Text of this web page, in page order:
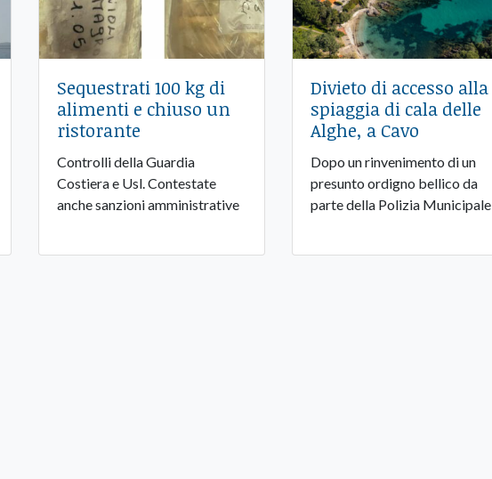
Sequestrati 100 kg di
alimenti e chiuso un
ristorante
Controlli della Guardia
Costiera e Usl. Contestate
anche sanzioni amministrative
Divieto di accesso alla
spiaggia di cala delle
Alghe, a Cavo
Dopo un rinvenimento di un
presunto ordigno bellico da
parte della Polizia Municipale